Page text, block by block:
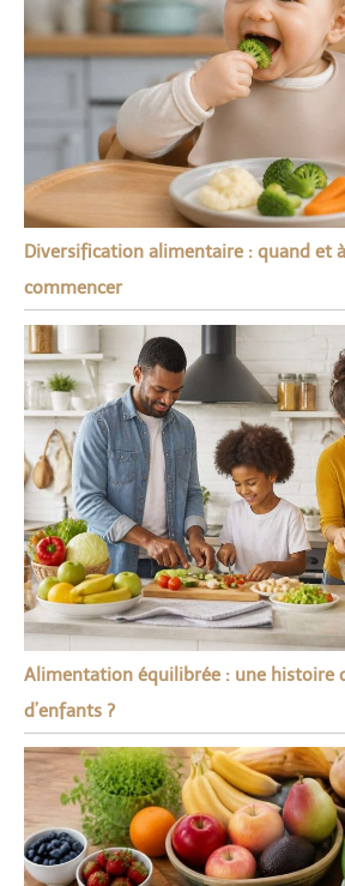
Diversification alimentaire : quand et
commencer
Alimentation équilibrée : une histoire
d’enfants ?